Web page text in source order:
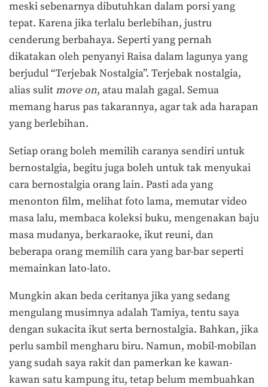
meski sebenarnya dibutuhkan dalam porsi yang
tepat. Karena jika terlalu berlebihan, justru
cenderung berbahaya. Seperti yang pernah
dikatakan oleh penyanyi Raisa dalam lagunya yang
berjudul “Terjebak Nostalgia”. Terjebak nostalgia,
alias sulitmove on, atau malah gagal. Semua
memang harus pas takarannya, agar tak ada harapan
yang berlebihan.
Setiap orang boleh memilih caranya sendiri untuk
bernostalgia, begitu juga boleh untuk tak menyukai
cara bernostalgia orang lain. Pasti ada yang
menonton film, melihat foto lama, memutar video
masa lalu, membaca koleksi buku, mengenakan baju
masa mudanya, berkaraoke, ikut reuni, dan
beberapa orang memilih cara yang bar-bar seperti
memainkan lato-lato.
Mungkin akan beda ceritanya jika yang sedang
mengulang musimnya adalah Tamiya, tentu saya
dengan sukacita ikut serta bernostalgia. Bahkan, jika
perlu sambil mengharu biru. Namun, mobil-mobilan
yang sudah saya rakit dan pamerkan ke kawan-
kawan satu kampung itu, tetap belum membuahkan